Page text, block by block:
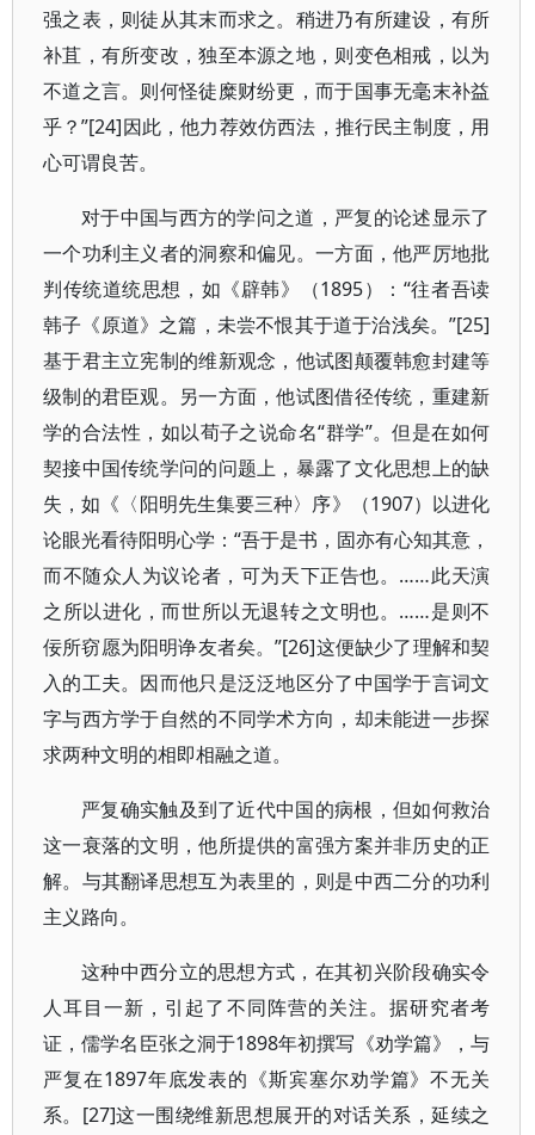
强之表，则徒从其末而求之。稍进乃有所建设，有所
补苴，有所变改，独至本源之地，则变色相戒，以为
不道之言。则何怪徒糜财纷更，而于国事无毫末补益
乎？”[24]因此，他力荐效仿西法，推行民主制度，用
心可谓良苦。
对于中国与西方的学问之道，严复的论述显示了
一个功利主义者的洞察和偏见。一方面，他严厉地批
判传统道统思想，如《辟韩》（1895）：“往者吾读
韩子《原道》之篇，未尝不恨其于道于治浅矣。”[25]
基于君主立宪制的维新观念，他试图颠覆韩愈封建等
级制的君臣观。另一方面，他试图借径传统，重建新
学的合法性，如以荀子之说命名“群学”。但是在如何
契接中国传统学问的问题上，暴露了文化思想上的缺
失，如《〈阳明先生集要三种〉序》（1907）以进化
论眼光看待阳明心学：“吾于是书，固亦有心知其意，
而不随众人为议论者，可为天下正告也。……此天演
之所以进化，而世所以无退转之文明也。……是则不
佞所窃愿为阳明诤友者矣。”[26]这便缺少了理解和契
入的工夫。因而他只是泛泛地区分了中国学于言词文
字与西方学于自然的不同学术方向，却未能进一步探
求两种文明的相即相融之道。
严复确实触及到了近代中国的病根，但如何救治
这一衰落的文明，他所提供的富强方案并非历史的正
解。与其翻译思想互为表里的，则是中西二分的功利
主义路向。
这种中西分立的思想方式，在其初兴阶段确实令
人耳目一新，引起了不同阵营的关注。据研究者考
证，儒学名臣张之洞于1898年初撰写《劝学篇》，与
严复在1897年底发表的《斯宾塞尔劝学篇》不无关
系。[27]这一围绕维新思想展开的对话关系，延续之